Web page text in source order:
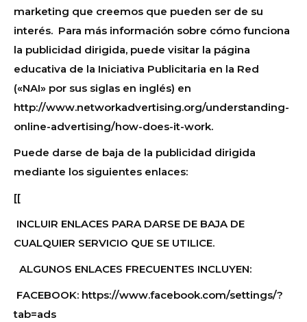
marketing que creemos que pueden ser de su
interés. Para más información sobre cómo funciona
la publicidad dirigida, puede visitar la página
educativa de la Iniciativa Publicitaria en la Red
(«NAI» por sus siglas en inglés) en
http://www.networkadvertising.org/understanding-
online-advertising/how-does-it-work.
Puede darse de baja de la publicidad dirigida
mediante los siguientes enlaces:
[[
INCLUIR ENLACES PARA DARSE DE BAJA DE
CUALQUIER SERVICIO QUE SE UTILICE.
ALGUNOS ENLACES FRECUENTES INCLUYEN:
FACEBOOK: https://www.facebook.com/settings/?
tab=ads